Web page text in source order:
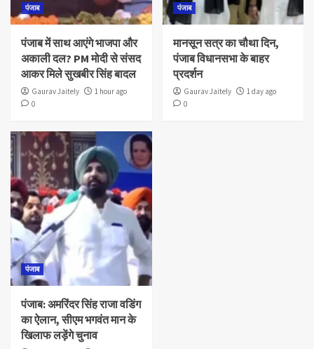
पंजाब
पंजाब में साथ आएंगे भाजपा और
अकाली दल? PM मोदी से संसद
आकर मिले सुखबीर सिंह बादल
Gaurav Jaitely
1 hour ago
0
पंजाब
मानसून सत्र का चौथा दिन,
पंजाब विधानसभा के बाहर
प्रदर्शन
Gaurav Jaitely
1 day ago
0
पंजाब
पंजाब: अमरिंदर सिंह राजा वडिंग
का ऐलान, सीएम भगवंत मान के
खिलाफ लड़ेंगे चुनाव